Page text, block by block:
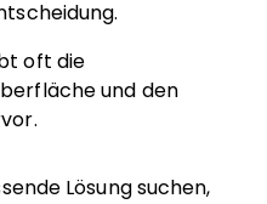
oft die
und den
Lösung suchen,